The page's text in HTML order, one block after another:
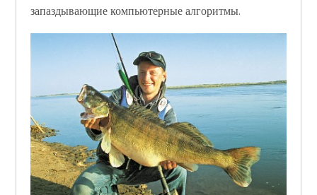
запаздывающие компьютерные алгоритмы.